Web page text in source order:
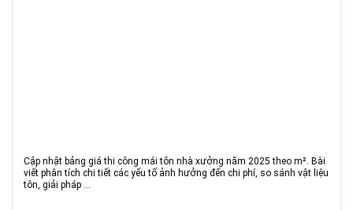
Cập nhật bảng giá thi công mái tôn nhà xưởng năm 2025 theo m². Bài
viết phân tích chi tiết các yếu tố ảnh hưởng đến chi phí, so sánh vật liệu
tôn, giải pháp ...